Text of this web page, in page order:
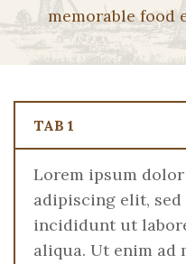
memorable food
TAB 1
Lorem ipsum
adipiscing elit,
incididunt ut
aliqua. Ut enim ad